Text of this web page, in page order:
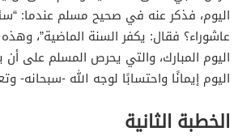
اليوم، فذكر عنه في صحيح مسلم عندما:
عاشوراء؟ فقال: يكفر السنة الماضية”،
اليوم المبارك، والتي يحرص المسلم على
اليوم إيمانًا واحتسابًا لوجه الله -سبحانه-
الخطبة الثانية